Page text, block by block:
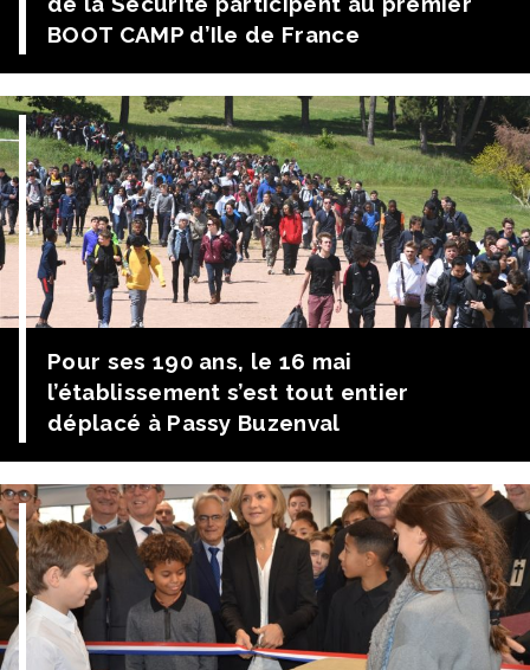
BOOT CAMP d’Ile de France
action les élèves des 16 établissements de l’lle de
France de la filière “Métiers de la Sécurité”.
Établissement privées et publics se sont donné rendez-
vous pour évaluer d’une manière originale leurs Savoir
Etre et Savoir Faire. Les élèves du Lycée privé des Métiers
La Salle Saint Nicolas d’Issy […]
Pour ses 190 ans, le 16 mai
l’établissement s’est tout entier
déplacé à Passy Buzenval
célébrée par le Vicaire Général ou film rétrospectif sur
l’établissement Plantation de l’arbre du 190 e anniversaire
Départ en cars de tout l’établissement. matin et après
midi A Passy Buzenval – Les talents de Saint Jean
Baptiste de la Salle et remise des Académies La […]